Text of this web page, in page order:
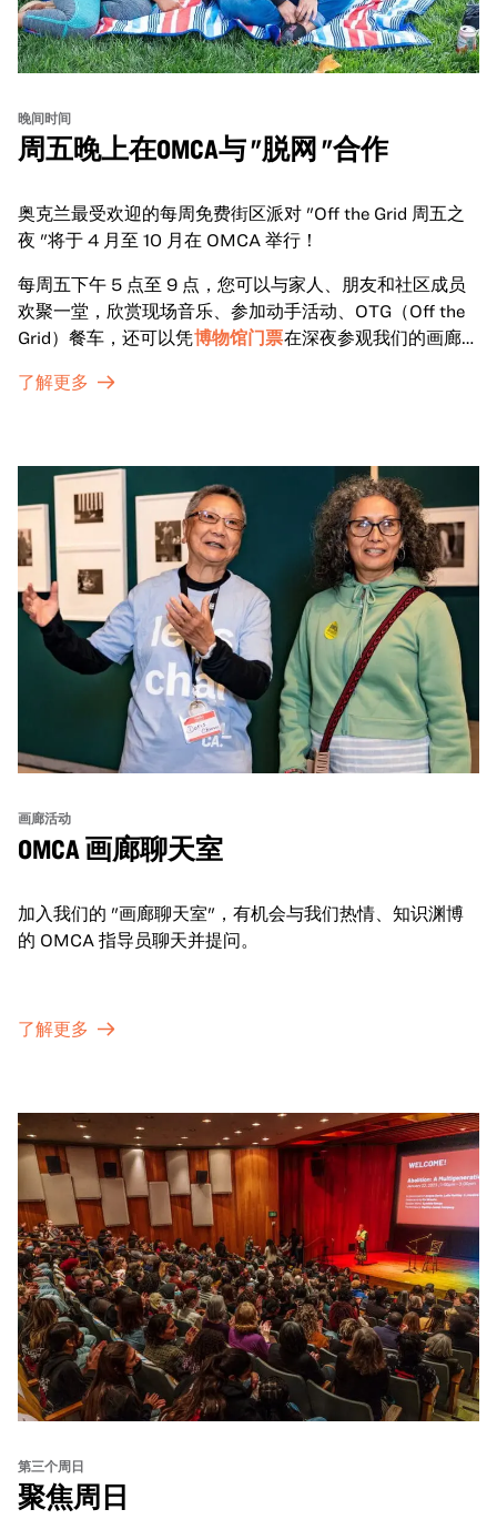
晚间时间
周五晚上在OMCA与 "脱网 "合作
奥克兰最受欢迎的每周免费街区派对 "Off the Grid 周五之
夜 "将于 4 月至 10 月在 OMCA 举行！
每周五下午 5 点至 9 点，您可以与家人、朋友和社区成员
欢聚一堂，欣赏现场音乐、参加动手活动、OTG（Off the
Grid）餐车，还可以凭博物馆门票在深夜参观我们的画廊和
了解更多
画廊活动
OMCA 画廊聊天室
加入我们的 "画廊聊天室"，有机会与我们热情、知识渊博
的 OMCA 指导员聊天并提问。
了解更多
第三个周日
聚焦周日